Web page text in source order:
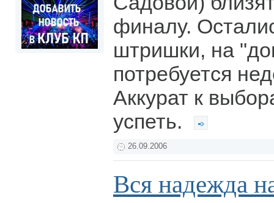
финалу.
штришки, на
потребуется
Аккурат к
успеть.
26.09.2006
Вся надежда